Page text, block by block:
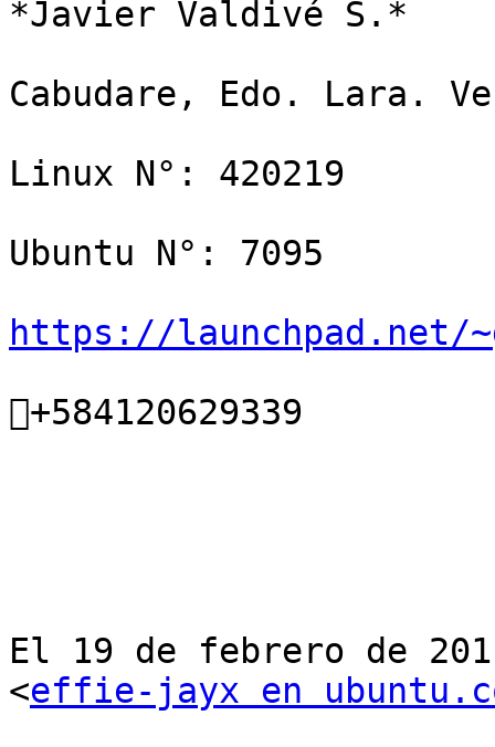
*Javier Valdivé S.*
Cabudare, Edo. Lara.
Linux N°: 420219
Ubuntu N°: 7095
https://launchpad.net/
+584120629339
El 19 de febrero de
<effie-jayx en